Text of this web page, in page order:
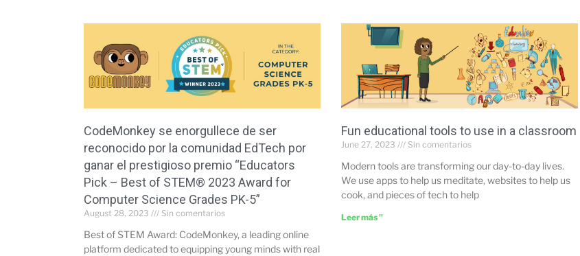
CodeMonkey se enorgullece de ser
reconocido por la comunidad EdTech por
ganar el prestigioso premio “Educators
Pick – Best of STEM® 2023 Award for
Computer Science Grades PK-5”
August 28, 2023 Sin comentarios
Best of STEM Award: CodeMonkey, a leading online
platform dedicated to equipping young minds with real
Fun educational tools to use in a classroom
June 27, 2023 Sin comentarios
Modern tools are transforming our day-to-day lives.
We use apps to help us meditate, websites to help us
cook, and pieces of tech to help
Leer más "